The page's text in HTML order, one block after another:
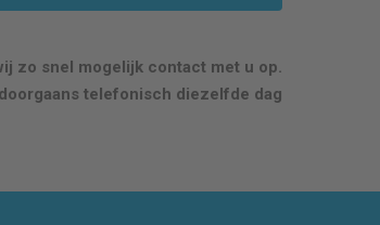
zo snel mogelijk contact met u op.
telefonisch diezelfde dag